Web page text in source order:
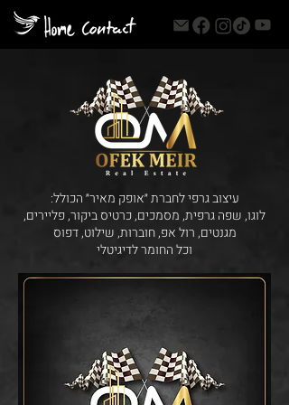
עיצוב גרפי לחברת ״אופק מאיר״ הכולל:
לוגו, שפה גרפית, מסמכים, כרטיס ביקור, פליירים,
מגנטים, רול אפ, חוברות, שילוט, דפוס
וכל החומר לדיגיטלי